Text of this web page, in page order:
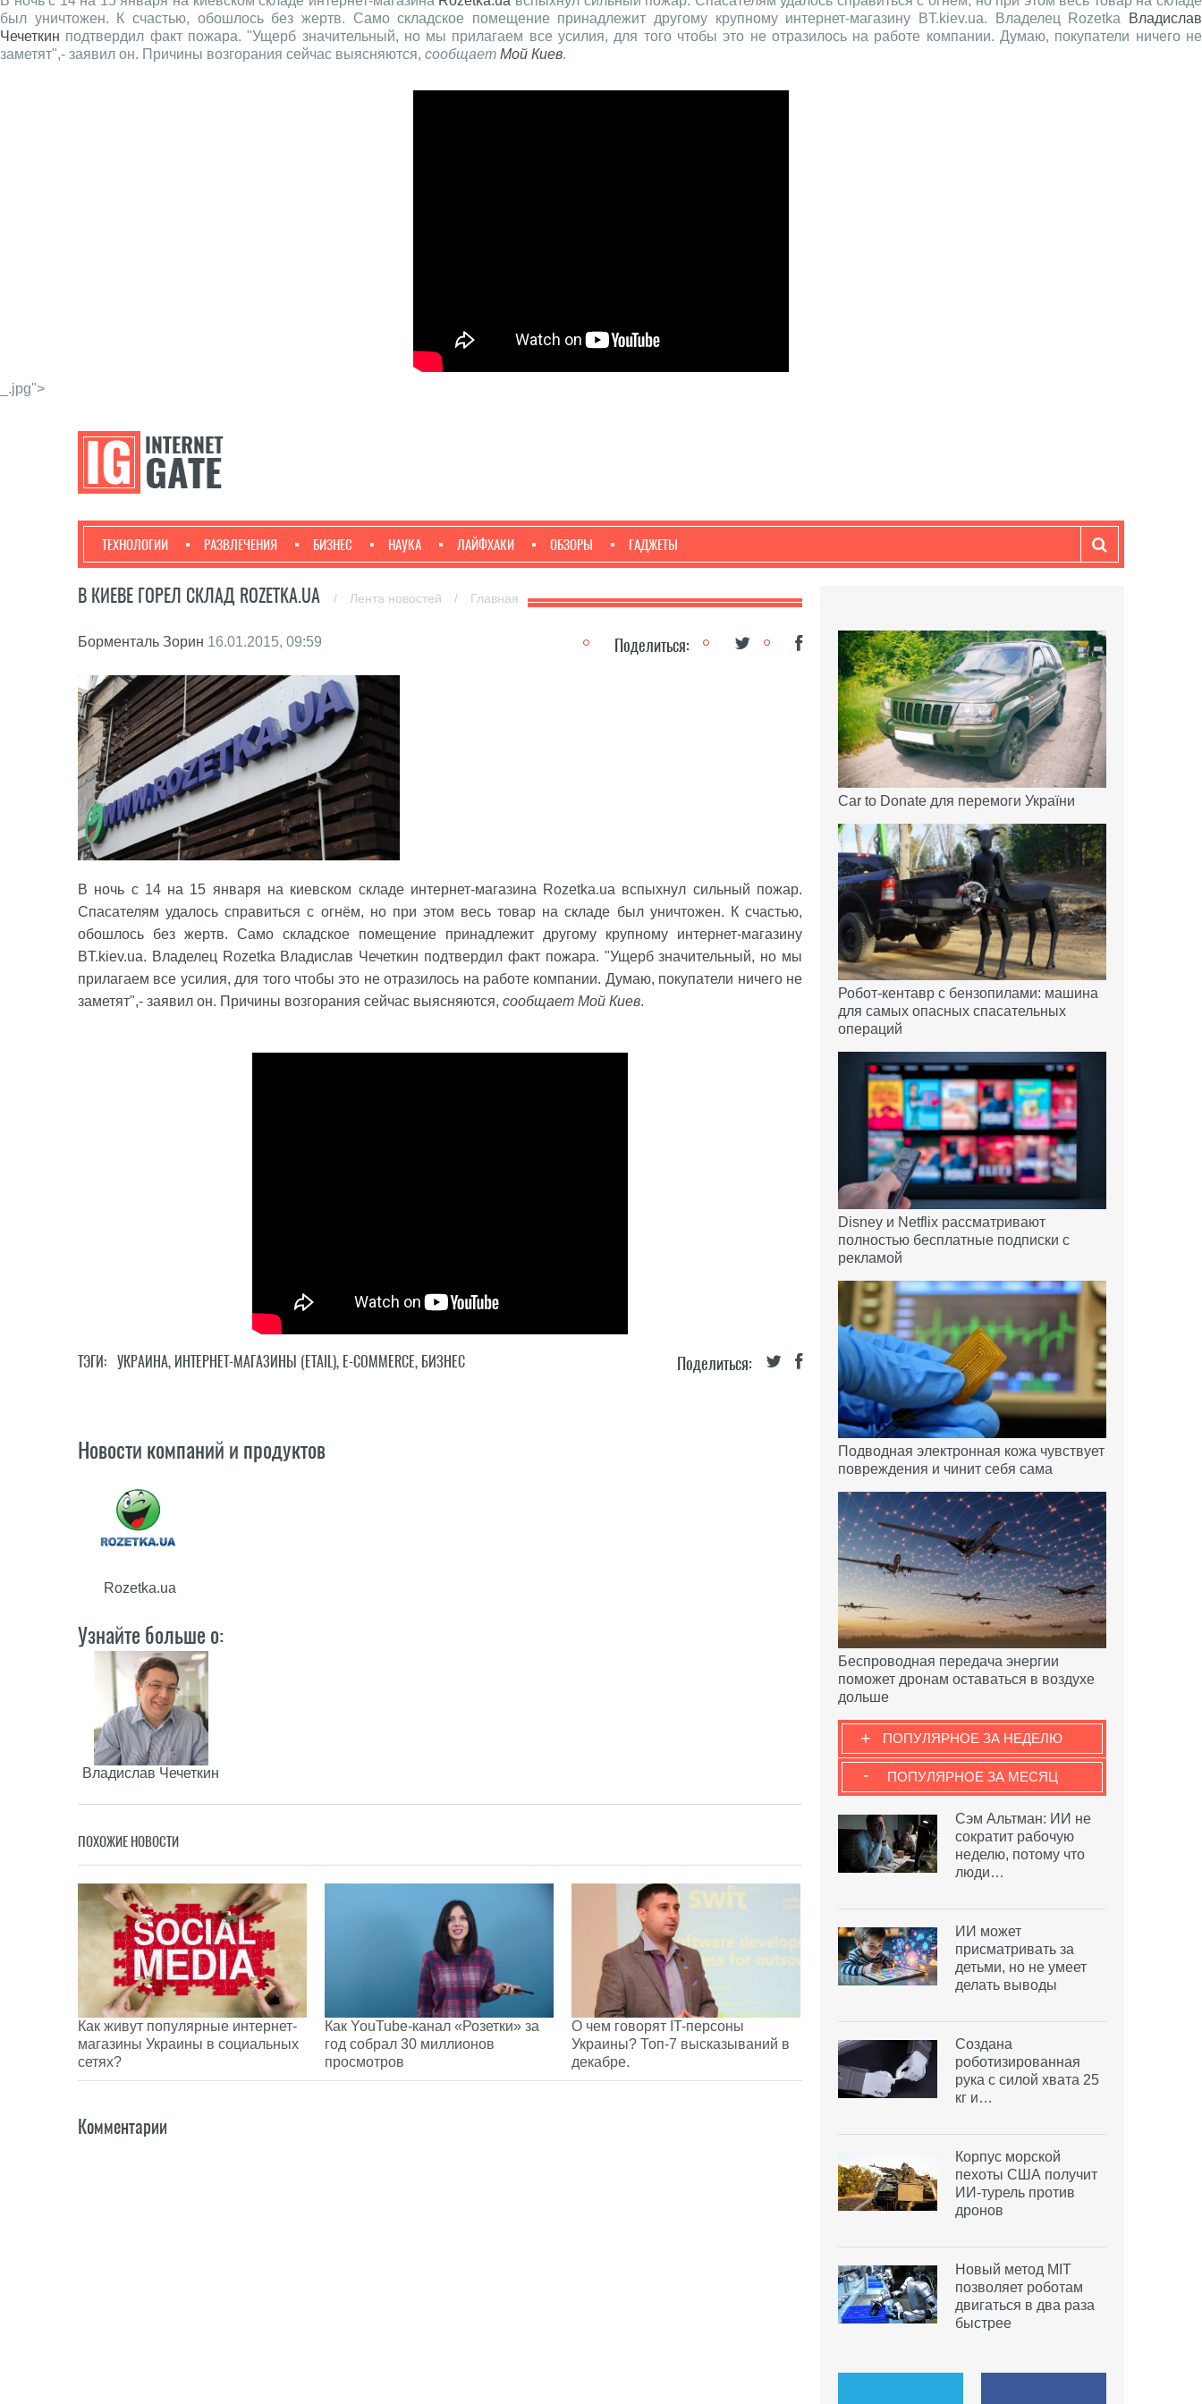
был уничтожен. К счастью, обошлось без жертв. Само складское помещение принадлежит другому крупному интернет-магазину BT.kiev.ua. Владелец Rozetka
Владислав
Чечеткин подтвердил факт пожара. "Ущерб значительный, но мы прилагаем все усилия, для того чтобы это не отразилось на работе компании. Думаю, покупатели ничего не
заметят",- заявил он. Причины возгорания сейчас выясняются, сообщает Мой Киев.
_.jpg">
ТЕХНОЛОГИИ РАЗВЛЕЧЕНИЯ БИЗНЕС НАУКА ЛАЙФХАКИ ОБЗОРЫ ГАДЖЕТЫ
В КИЕВЕ ГОРЕЛ СКЛАД ROZETKA.UA / Лента новостей / Главная
Борменталь Зорин 16.01.2015, 09:59 Поделиться:
В ночь с 14 на 15 января на киевском складе интернет-магазина Rozetka.ua вспыхнул сильный пожар.
Спасателям удалось справиться с огнём, но при этом весь товар на складе был уничтожен. К счастью,
обошлось без жертв. Само складское помещение принадлежит другому крупному интернет-магазину
BT.kiev.ua. Владелец Rozetka Владислав Чечеткин подтвердил факт пожара. "Ущерб значительный, но мы
прилагаем все усилия, для того чтобы это не отразилось на работе компании. Думаю, покупатели ничего не
заметят",- заявил он. Причины возгорания сейчас выясняются, сообщает Мой Киев.
Поделиться:
ТЭГИ: УКРАИНА, ИНТЕРНЕТ-МАГАЗИНЫ (ETAIL), E-COMMERCE, БИЗНЕС
Новости компаний и продуктов
Rozetka.ua
Узнайте больше о:
Владислав Чечеткин
ПОХОЖИЕ НОВОСТИ
Как живут популярные интернет-
магазины Украины в социальных
сетях?
Как YouTube-канал «Розетки» за
год собрал 30 миллионов
просмотров
О чем говорят IT-персоны
Украины? Топ-7 высказываний в
декабре.
Комментарии
Car to Donate для перемоги України
Робот-кентавр с бензопилами: машина
для самых опасных спасательных
операций
Disney и Netflix рассматривают
полностью бесплатные подписки с
рекламой
Подводная электронная кожа чувствует
повреждения и чинит себя сама
Беспроводная передача энергии
поможет дронам оставаться в воздухе
дольше
ПОПУЛЯРНОЕ ЗА НЕДЕЛЮ
+
ПОПУЛЯРНОЕ ЗА МЕСЯЦ
-
Сэм Альтман: ИИ не
сократит рабочую
неделю, потому что
люди…
ИИ может
присматривать за
детьми, но не умеет
делать выводы
Создана
роботизированная
рука с силой хвата 25
кг и…
Корпус морской
пехоты США получит
ИИ-турель против
дронов
Новый метод MIT
позволяет роботам
двигаться в два раза
быстрее